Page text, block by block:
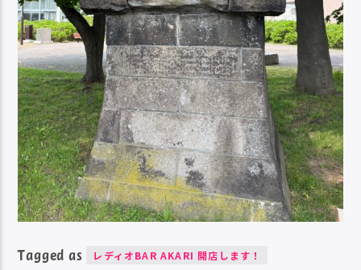
Tagged as
レディオBAR AKARI 開店します！